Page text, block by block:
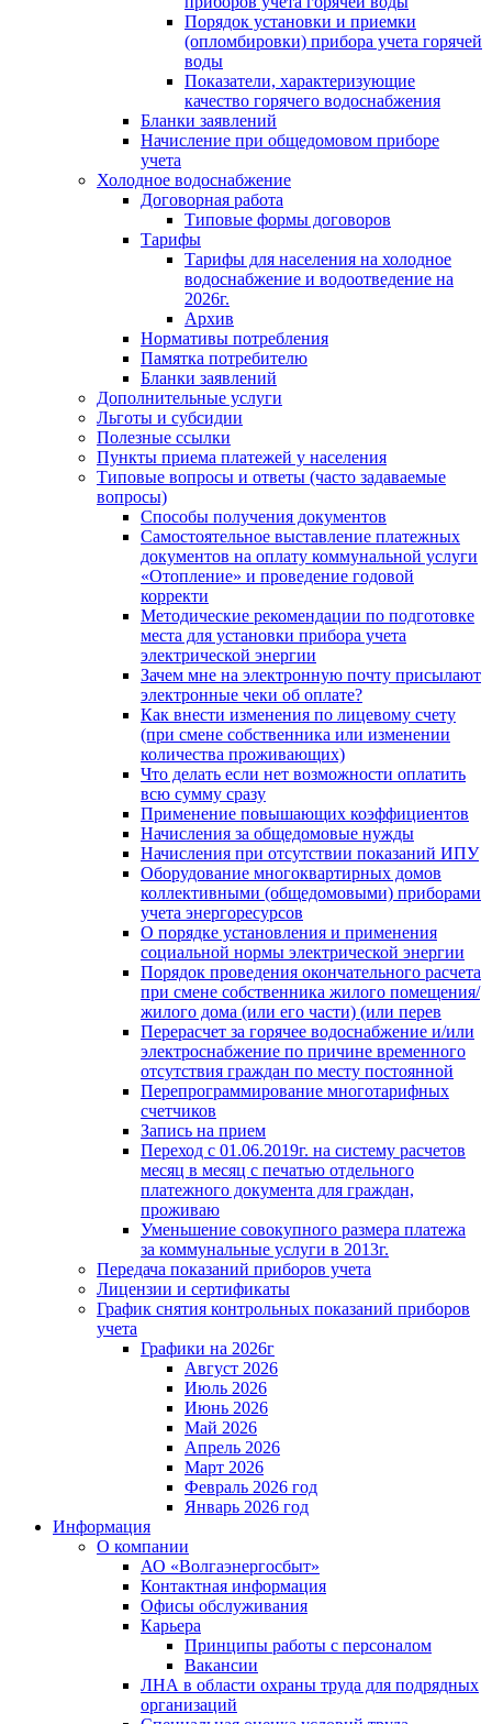
Порядок установки и приемки
(опломбировки) прибора учета горячей
воды
Показатели, характеризующие
качество горячего водоснабжения
Бланки заявлений
Начисление при общедомовом приборе
учета
Холодное водоснабжение
Договорная работа
Типовые формы договоров
Тарифы
Тарифы для населения на холодное
водоснабжение и водоотведение на
2026г.
Архив
Нормативы потребления
Памятка потребителю
Бланки заявлений
Дополнительные услуги
Льготы и субсидии
Полезные ссылки
Пункты приема платежей у населения
Типовые вопросы и ответы (часто задаваемые
вопросы)
Способы получения документов
Самостоятельное выставление платежных
документов на оплату коммунальной услуги
«Отопление» и проведение годовой
корректи
Методические рекомендации по подготовке
места для установки прибора учета
электрической энергии
Зачем мне на электронную почту присылают
электронные чеки об оплате?
Как внести изменения по лицевому счету
(при смене собственника или изменении
количества проживающих)
Что делать если нет возможности оплатить
всю сумму сразу
Применение повышающих коэффициентов
Начисления за общедомовые нужды
Начисления при отсутствии показаний ИПУ
Оборудование многоквартирных домов
коллективными (общедомовыми) приборами
учета энергоресурсов
О порядке установления и применения
социальной нормы электрической энергии
Порядок проведения окончательного расчета
при смене собственника жилого помещения/
жилого дома (или его части) (или перев
Перерасчет за горячее водоснабжение и/или
электроснабжение по причине временного
отсутствия граждан по месту постоянной
Перепрограммирование многотарифных
счетчиков
Запись на прием
Переход с 01.06.2019г. на систему расчетов
месяц в месяц с печатью отдельного
платежного документа для граждан,
проживаю
Уменьшение совокупного размера платежа
за коммунальные услуги в 2013г.
Передача показаний приборов учета
Лицензии и сертификаты
График снятия контрольных показаний приборов
учета
Графики на 2026г
Август 2026
Июль 2026
Июнь 2026
Май 2026
Апрель 2026
Март 2026
Февраль 2026 год
Январь 2026 год
Информация
О компании
АО «Волгаэнергосбыт»
Контактная информация
Офисы обслуживания
Карьера
Принципы работы с персоналом
Вакансии
ЛНА в области охраны труда для подрядных
организаций